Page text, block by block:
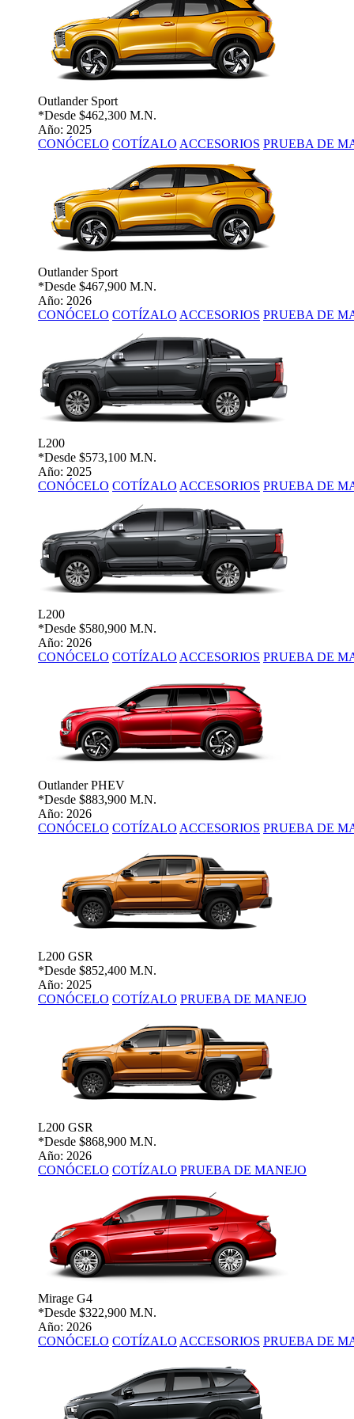
Outlander Sport
*Desde $462,300 M.N.
Año: 2025
CONÓCELO COTÍZALO ACCESORIOS PRUEBA DE
Outlander Sport
*Desde $467,900 M.N.
Año: 2026
CONÓCELO COTÍZALO ACCESORIOS PRUEBA DE
L200
*Desde $573,100 M.N.
Año: 2025
CONÓCELO COTÍZALO ACCESORIOS PRUEBA DE
L200
*Desde $580,900 M.N.
Año: 2026
CONÓCELO COTÍZALO ACCESORIOS PRUEBA DE
Outlander PHEV
*Desde $883,900 M.N.
Año: 2026
CONÓCELO COTÍZALO ACCESORIOS PRUEBA DE
L200 GSR
*Desde $852,400 M.N.
Año: 2025
CONÓCELO COTÍZALO PRUEBA DE MANEJO
L200 GSR
*Desde $868,900 M.N.
Año: 2026
CONÓCELO COTÍZALO PRUEBA DE MANEJO
Mirage G4
*Desde $322,900 M.N.
Año: 2026
CONÓCELO COTÍZALO ACCESORIOS PRUEBA DE